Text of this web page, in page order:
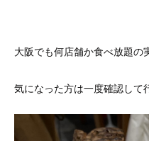
大阪でも何店舗か食べ放題の
気になった方は一度確認して